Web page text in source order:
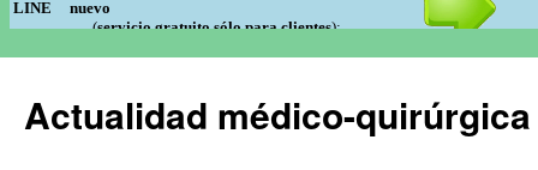
Actualidad médico-